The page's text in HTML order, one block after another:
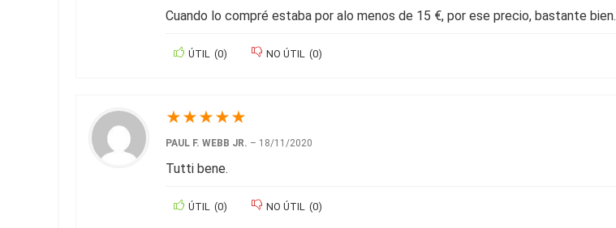
Cuando lo compré estaba por alo menos de 15 €, por ese precio, bastante bien.
ÚTIL (0) NO ÚTIL (0)
★★★★★
PAUL F. WEBB JR. – 18/11/2020
Tutti bene.
ÚTIL (0) NO ÚTIL (0)